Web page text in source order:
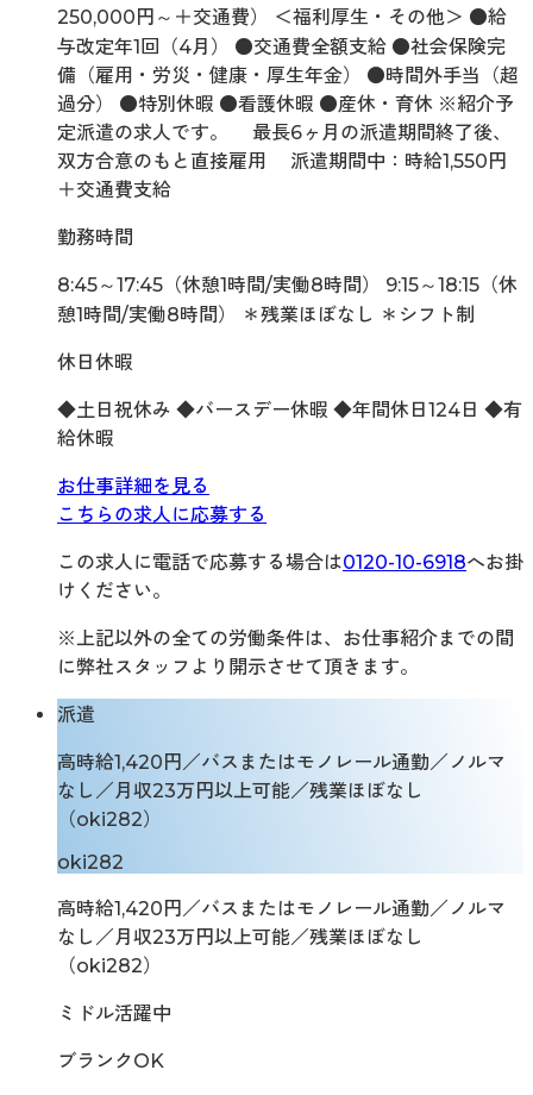
250,000円～＋交通費） ＜福利厚生・その他＞ ●給
与改定年1回（4月） ●交通費全額支給 ●社会保険完
備（雇用・労災・健康・厚生年金） ●時間外手当（超
過分） ●特別休暇 ●看護休暇 ●産休・育休 ※紹介予
定派遣の求人です。 最長6ヶ月の派遣期間終了後、
双方合意のもと直接雇用 派遣期間中：時給1,550円
＋交通費支給
勤務時間
8:45～17:45（休憩1時間/実働8時間） 9:15～18:15（休
憩1時間/実働8時間） ＊残業ほぼなし ＊シフト制
休日休暇
◆土日祝休み ◆バースデー休暇 ◆年間休日124日 ◆有
給休暇
お仕事詳細を見る
こちらの求人に応募する
この求人に電話で応募する場合は0120-10-6918へお掛
けください。
※上記以外の全ての労働条件は、お仕事紹介までの間
に弊社スタッフより開示させて頂きます。
派遣
高時給1,420円／バスまたはモノレール通勤／ノルマ
なし／月収23万円以上可能／残業ほぼなし
（oki282）
oki282
高時給1,420円／バスまたはモノレール通勤／ノルマ
なし／月収23万円以上可能／残業ほぼなし
（oki282）
ミドル活躍中
ブランクOK